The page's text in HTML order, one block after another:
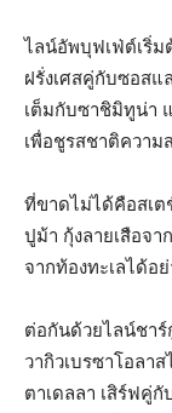
ไลน์อัพบุฟเฟ่ต์เริ่
ฝรั่งเศสคู่กับซอสแ
เต็มกับซาชิมิทูน่า
เพื่อชูรสชาติความ
ที่ขาดไม่ได้คือสเ
ปูม้า กุ้งลายเสือจ
จากท้องทะเลได้
ต่อกันด้วยไลน์ชาร์
วากิวเบรซาโอลา
ตาเดลลา เสิร์ฟคู่